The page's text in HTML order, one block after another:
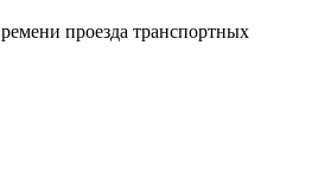
проезда транспортных